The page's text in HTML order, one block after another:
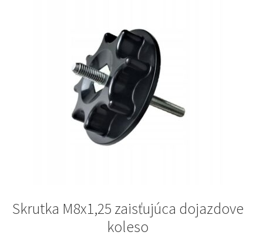
Skrutka M8x1,25 zaisťujúca dojazdove
koleso